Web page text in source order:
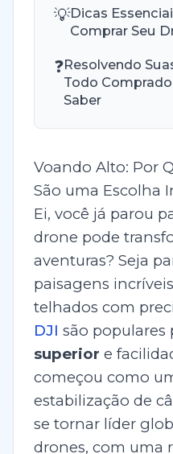
💡Dicas
Comprar Seu
❓Resolvendo
Todo
Saber
Voando Alto: Por
São uma Escolha
Ei, você já parou
drone pode
aventuras? Seja
paisagens
telhados com
DJI são populares
superior e
começou como
estabilização de
se tornar líder
drones, com uma